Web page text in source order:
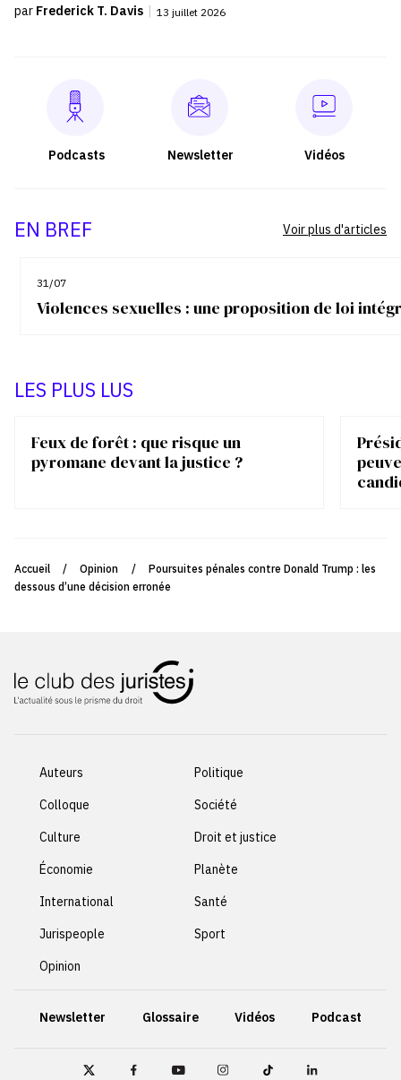
par Frederick T. Davis | 13 juillet 2026
Podcasts Newsletter Vidéos
EN BREF
31/07
Violences sexuelles : une proposition de loi
Voir plus d'articles
LES PLUS LUS
Feux de forêt : que risque un
pyromane devant la justice ?
Accueil / Opinion /
Poursuites pénales contre Donald Trump : les
dessous d’une décision erronée
Auteurs
Colloque
Culture
Économie
International
Jurispeople
Opinion
Politique
Société
Droit et justice
Planète
Santé
Sport
Newsletter Glossaire Vidéos Podcast